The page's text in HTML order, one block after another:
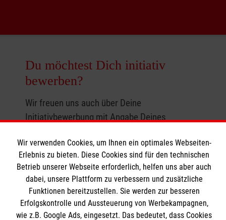
Du möchtest Dich initiativ
bewerben?
Wir freuen uns auch über Deine
Initiativbewerbung mit Angabe Deines
unserBewerbungsformular
Malteser Norddeutschland gGmbH
Personalabteilung
Waldstraße 17
24939 Flensburg
Wir verwenden Cookies, um Ihnen ein optimales Webseiten-
Erlebnis zu bieten. Diese Cookies sind für den technischen
Betrieb unserer Webseite erforderlich, helfen uns aber auch
dabei, unsere Plattform zu verbessern und zusätzliche
Funktionen bereitzustellen. Sie werden zur besseren
Erfolgskontrolle und Aussteuerung von Werbekampagnen,
wie z.B. Google Ads, eingesetzt. Das bedeutet, dass Cookies